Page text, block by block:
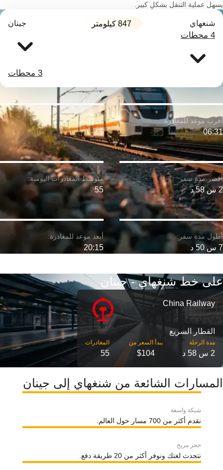
يسهل عملية التنقل بشكلٍ كبير.
شنغهاي 847 كيلومتر جينان
4 محطات
3 محطات
2 س 58 د
06:31
7 س 50 د
$١٠٤
55
20:15
على خط شنغهاي - جينان
China Railway
القطار السريع
مدة الرحلة
2 س 58 د $104
55
المسارات الشائعة من شنغهاي إلى جينان
شبكة واسعة
نقدم أكثر من 700 مسار حول العالم.
حجز مريح
نتحدث لغتك ونوفر أكثر من 20 طريقة دفع.